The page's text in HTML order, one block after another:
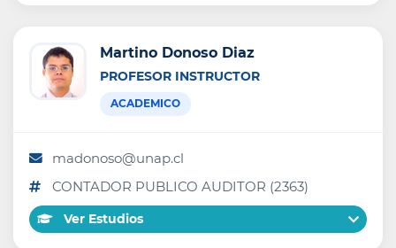
Martino Donoso Diaz
PROFESOR INSTRUCTOR
ACADEMICO
madonoso@unap.cl
CONTADOR PUBLICO AUDITOR (2363)
Ver Estudios